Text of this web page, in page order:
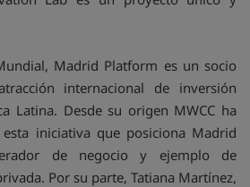
Madrid Platform es un socio
internacional de inversión
Latina. Desde su origen MWCC ha
iniciativa que posiciona Madrid
de negocio y ejemplo de
Por su parte, Tatiana Martínez,